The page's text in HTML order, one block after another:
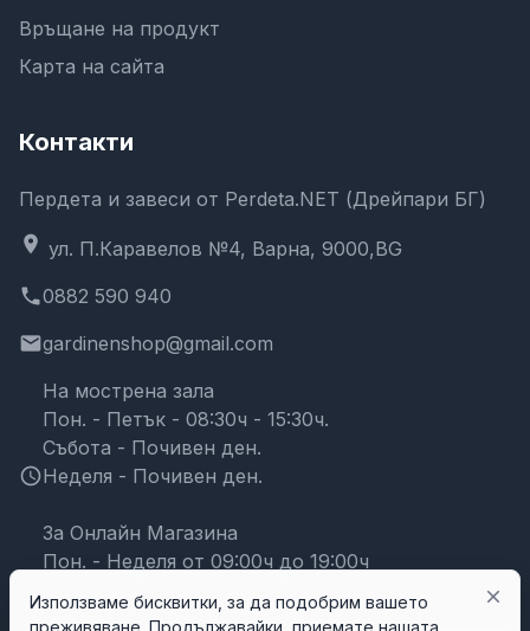
Връщане на продукт
Карта на сайта
Контакти
Пердета и завеси от Perdeta.NET (Дрейпари БГ)
location_on ул. П.Каравелов №4, Варна, 9000,BG
phone0882 590 940
emailgardinenshop@gmail.com
schedule
На мострена зала
Пон. - Петък - 08:30ч - 15:30ч.
Събота - Почивен ден.
Неделя - Почивен ден.
За Онлайн Магазина
Пон. - Неделя от 09:00ч до 19:00ч
close
Използваме бисквитки, за да подобрим вашето
преживяване. Продължавайки, приемате нашата